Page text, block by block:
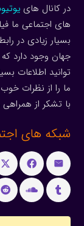
در کانال های
های اجتماعی ما
بسیار زیادی در
جهان وجود دارد
توانید اطلاعات
ما را از نظرات
با تشکر از
شبکه های